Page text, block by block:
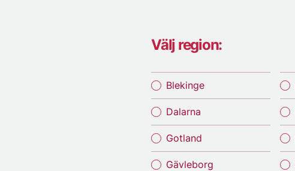
Välj region:
Blekinge
Dalarna
Gotland
Gävleborg